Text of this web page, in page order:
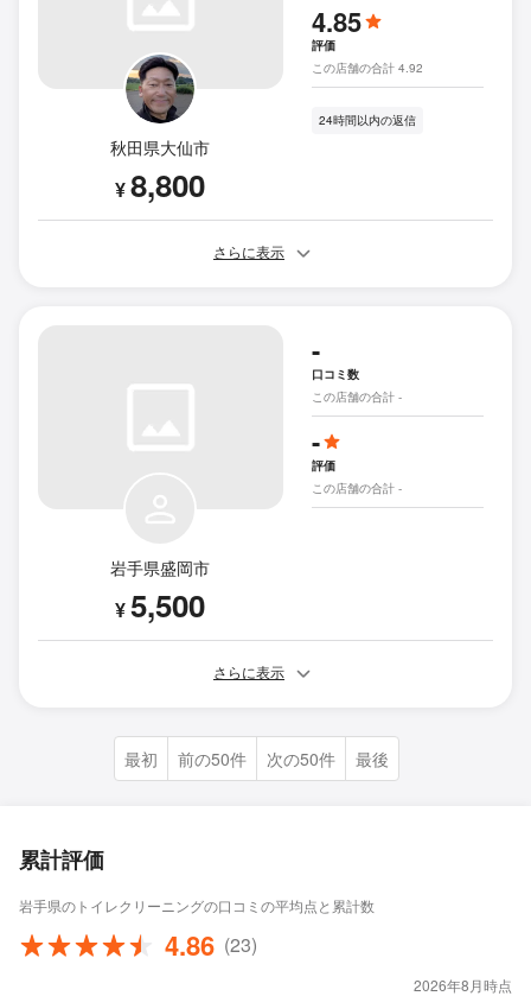
秋田県大仙市
¥8,800
4.85
評価
この店舗の合計 4.92
24時間以内の返信
さらに表示
岩手県盛岡市
¥5,500
-
口コミ数
この店舗の合計 -
-
評価
この店舗の合計 -
さらに表示
最初 前の50件 次の50件 最後
累計評価
岩手県のトイレクリーニングの口コミの平均点と累計数
4.86 (23)
2026年8月時点